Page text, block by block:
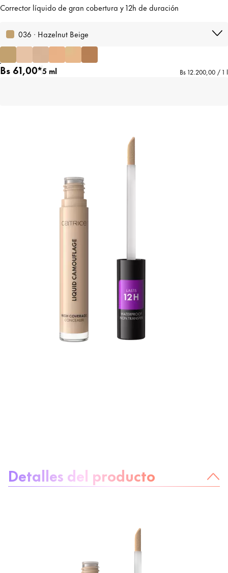
Corrector líquido de gran cobertura y 12h de duración
036 · Hazelnut Beige
Bs 61,00*5 ml Bs 12.200,00 / 1 l
Detalles del producto